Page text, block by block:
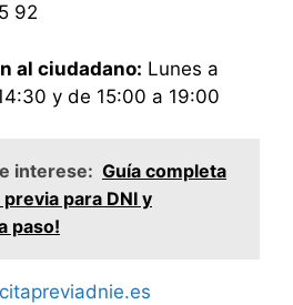
92
al ciudadano: Lunes a
y de 15:00 a 19:00
interese: Guía completa
para DNI y
paso!